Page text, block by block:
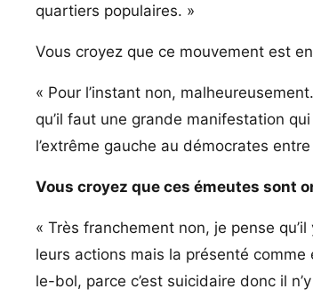
quartiers populaires. »
Vous croyez que ce mouvement est
« Pour l’instant non,
qu’il faut une grande manifestation
l’extrême gauche au démocrates
Vous croyez que ces émeutes sont
« Très franchement non, je pense
leurs actions mais la présenté comme
le-bol, parce c’est suicidaire donc il